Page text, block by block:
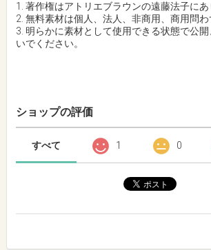
1. 著作権はアトリエブラウンの遠藤法子にあ
2. 無料素材は個人、法人、非商用、商用問わ
3. 明らかに素材として使用できる状態で公
いでください。
ショップの評価
すべて 1 0